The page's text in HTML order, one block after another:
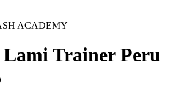
ACADEMY
Trainer Peru